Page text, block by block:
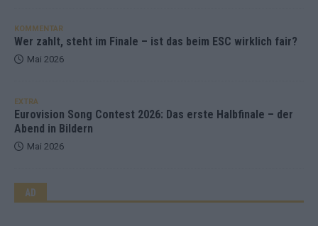
KOMMENTAR
Wer zahlt, steht im Finale – ist das beim ESC wirklich fair?
Mai 2026
EXTRA
Eurovision Song Contest 2026: Das erste Halbfinale – der
Abend in Bildern
Mai 2026
AD